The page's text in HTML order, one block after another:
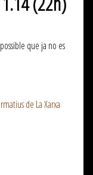
que ja no es
de La Xarxa